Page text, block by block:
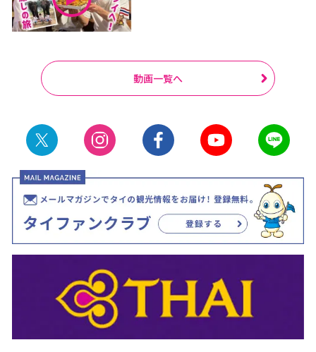
動画一覧へ